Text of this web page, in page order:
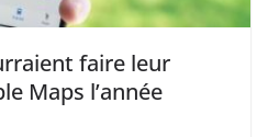
faire leur
Maps l’année